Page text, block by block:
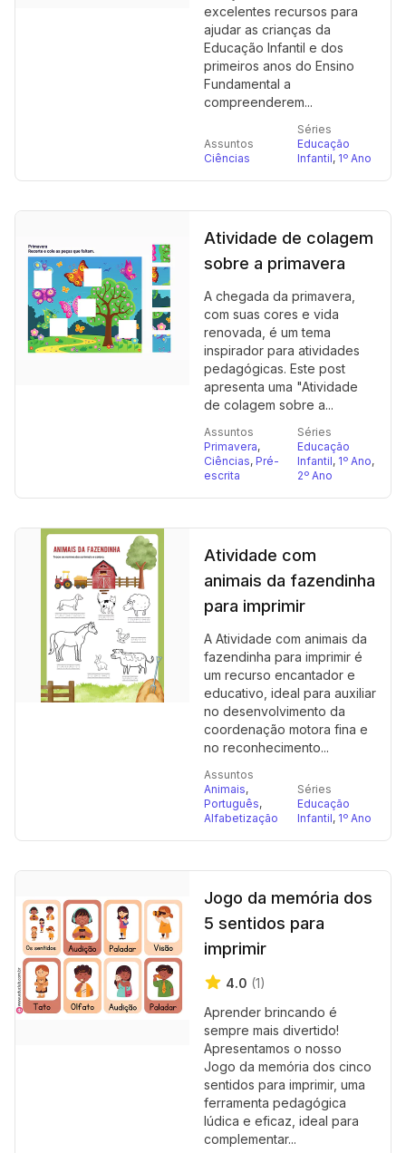
excelentes recursos para
ajudar as crianças da
Educação Infantil e dos
primeiros anos do Ensino
Fundamental a
compreenderem...
Assuntos
Ciências
Séries
Educação
Infantil, 1º Ano
Atividade de colagem
sobre a primavera
A chegada da primavera,
com suas cores e vida
renovada, é um tema
inspirador para atividades
pedagógicas. Este post
apresenta uma "Atividade
de colagem sobre a...
Assuntos
Primavera,
Ciências, Pré-
escrita
Séries
Educação
Infantil, 1º Ano,
2º Ano
Atividade com
animais da fazendinha
para imprimir
A Atividade com animais da
fazendinha para imprimir é
um recurso encantador e
educativo, ideal para auxiliar
no desenvolvimento da
coordenação motora fina e
no reconhecimento...
Assuntos
Animais,
Português,
Alfabetização
Séries
Educação
Infantil, 1º Ano
Jogo da memória dos
5 sentidos para
imprimir
4.0 (1)
Aprender brincando é
sempre mais divertido!
Apresentamos o nosso
Jogo da memória dos cinco
sentidos para imprimir, uma
ferramenta pedagógica
lúdica e eficaz, ideal para
complementar...